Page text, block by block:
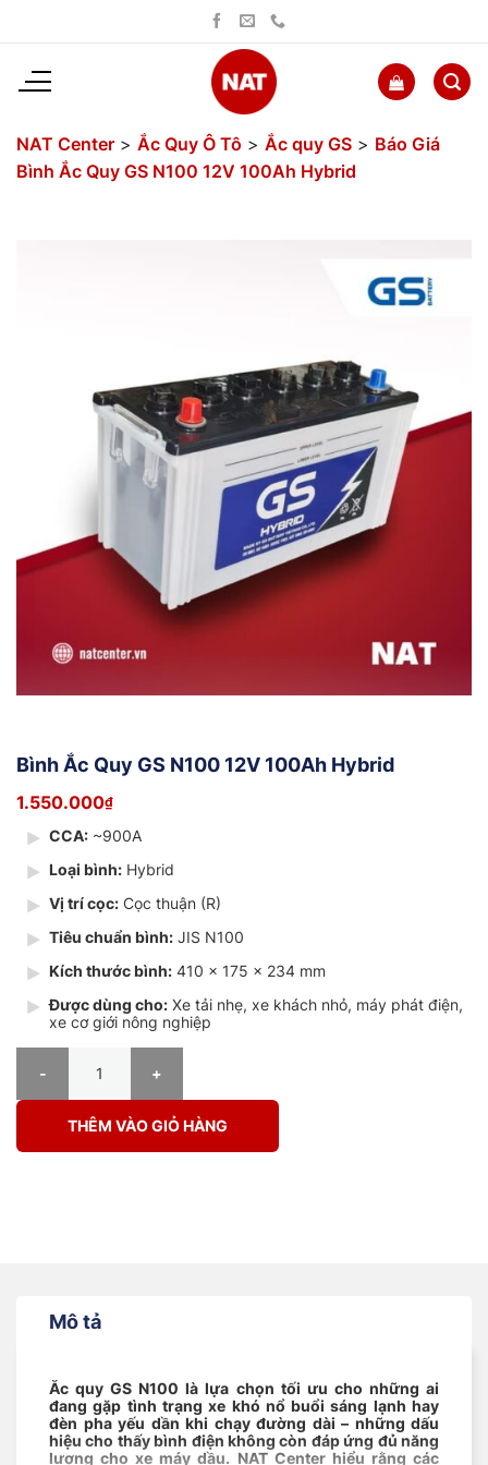
dung
NAT Center > Ắc Quy Ô Tô > Ắc quy GS > Báo Giá
Bình Ắc Quy GS N100 12V 100Ah Hybrid
Bình Ắc Quy GS N100 12V 100Ah Hybrid
1.550.000₫
CCA: ~900A
Loại bình: Hybrid
Vị trí cọc: Cọc thuận (R)
Tiêu chuẩn bình: JIS N100
Kích thước bình: 410 x 175 x 234 mm
Được dùng cho: Xe tải nhẹ, xe khách nhỏ, máy phát điện,
xe cơ giới nông nghiệp
THÊM VÀO GIỎ HÀNG
Mô tả
Ắc quy GS N100 là lựa chọn tối ưu cho những ai
đang gặp tình trạng xe khó nổ buổi sáng lạnh hay
đèn pha yếu dần khi chạy đường dài – những dấu
hiệu cho thấy bình điện không còn đáp ứng đủ năng
lượng cho xe máy dầu. NAT Center hiểu rằng các